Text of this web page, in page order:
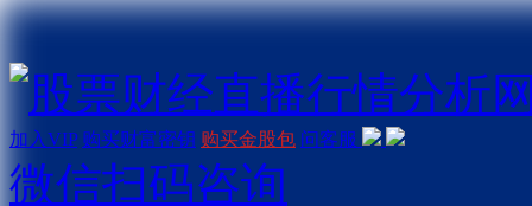
加入VIP 购买财富密钥 购买金股包 问客服
微信扫码咨询